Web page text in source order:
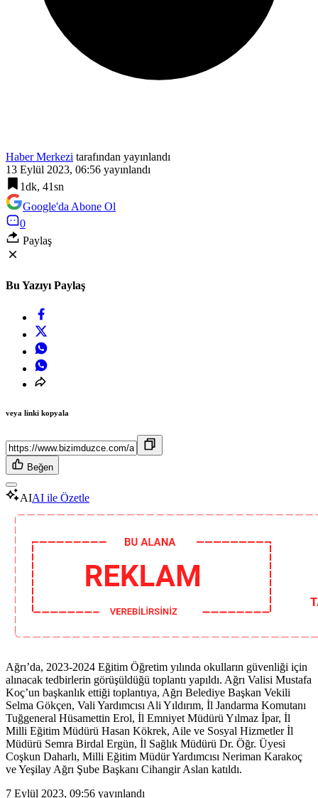
Haber Merkezi tarafından yayınlandı
13 Eylül 2023, 06:56 yayınlandı
1dk, 41sn
Google'da Abone Ol
0
Paylaş
Bu Yazıyı Paylaş
veya linki kopyala
Beğen
AIAI ile Özetle
Ağrı’da, 2023-2024 Eğitim Öğretim yılında okulların güvenliği için
alınacak tedbirlerin görüşüldüğü toplantı yapıldı. Ağrı Valisi Mustafa
Koç’un başkanlık ettiği toplantıya, Ağrı Belediye Başkan Vekili
Selma Gökçen, Vali Yardımcısı Ali Yıldırım, İl Jandarma Komutanı
Tuğgeneral Hüsamettin Erol, İl Emniyet Müdürü Yılmaz İpar, İl
Milli Eğitim Müdürü Hasan Kökrek, Aile ve Sosyal Hizmetler İl
Müdürü Semra Birdal Ergün, İl Sağlık Müdürü Dr. Öğr. Üyesi
Coşkun Daharlı, Milli Eğitim Müdür Yardımcısı Neriman Karakoç
ve Yeşilay Ağrı Şube Başkanı Cihangir Aslan katıldı.
7 Eylül 2023, 09:56 yayınlandı